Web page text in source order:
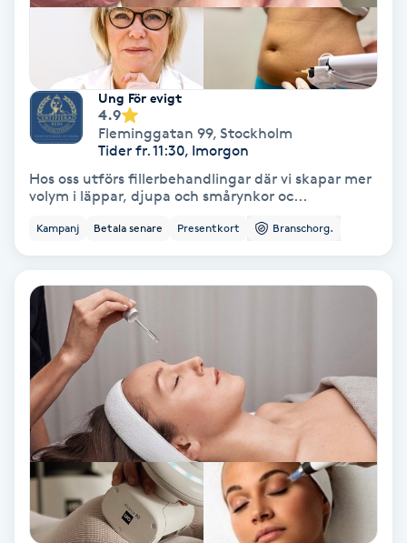
Föning
Gel naglar
Gelenaglar
Gellack med förstärkning
Gravidmassage
Gravidyoga
Gruppträning
Gua Sha-massage
Ung För evigt
4.9
Fleminggatan 99, Stockholm
Tider fr. 11:30, Imorgon
Hos oss utförs fillerbehandlingar där vi skapar mer
volym i läppar, djupa och smårynkor oc...
Kampanj Betala senare Presentkort Branschorg.